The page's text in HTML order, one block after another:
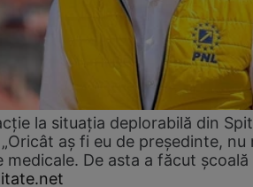
la situația deplorabilă din
aș fi eu de președinte, nu
medicale. De asta a făcut școală